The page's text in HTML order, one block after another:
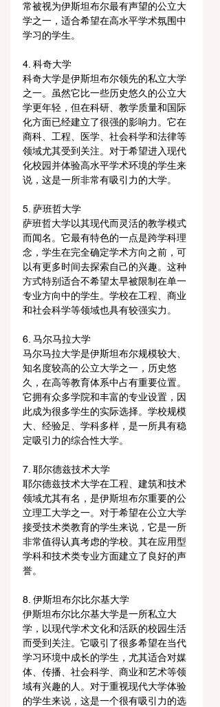
常被视为伊斯坦布尔最有声望的公立大
学之一，适合希望在高水平学术氛围中
学习的学生。
4. 科奇大学
科奇大学是伊斯坦布尔领先的私立大学
之一。虽然它比一些历史悠久的公立大
学更年轻，但在科研、教学质量和国际
化方面已经建立了很强的影响力。它在
商科、工程、医学、社会科学和法律等
领域尤其受到关注。对于希望进入现代
化校园并体验高水平学术环境的学生来
说，这是一所非常有吸引力的大学。
5. 萨班哲大学
萨班哲大学以其现代而灵活的教学模式
而闻名。它最有特色的一点是跨学科理
念，学生在完全确定学术方向之前，可
以有更多时间去探索自己的兴趣。这种
方式特别适合不希望太早被限制在单一
专业方向中的学生。学校在工程、商业
和社会科学等领域也具有较强实力。
6. 马尔马拉大学
马尔马拉大学是伊斯坦布尔规模较大、
知名度较高的公立大学之一，历史悠
久，在高等教育体系中占有重要位置。
它拥有众多学院和丰富的专业设置，因
此成为很多学生的实际选择。学校规模
大、经验足、学科多样，是一所具有稳
定吸引力的综合性大学。
7. 耶尔德兹技术大学
耶尔德兹技术大学在工程、建筑和技术
领域尤其有名，是伊斯坦布尔重要的公
立理工大学之一。对于希望在公立大学
接受技术类教育的学生来说，它是一所
非常值得认真考虑的学校。其在应用型
学科和技术类专业方面建立了良好的声
誉。
8. 伊斯坦布尔比尔基大学
伊斯坦布尔比尔基大学是一所私立大
学，以现代学术文化和活跃的校园生活
而受到关注。它吸引了很多希望在当代
学习环境中成长的学生，尤其适合对媒
体、传播、社会科学、商业和艺术等领
域有兴趣的人。对于重视现代大学体验
的学生来说，这是一个很有吸引力的选